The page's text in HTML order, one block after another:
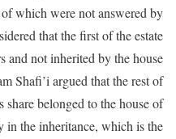
of which were not answered by
that the first of the estate
and not inherited by the house
Shafi’i argued that the rest of
share belonged to the house of
in the inheritance, which is the